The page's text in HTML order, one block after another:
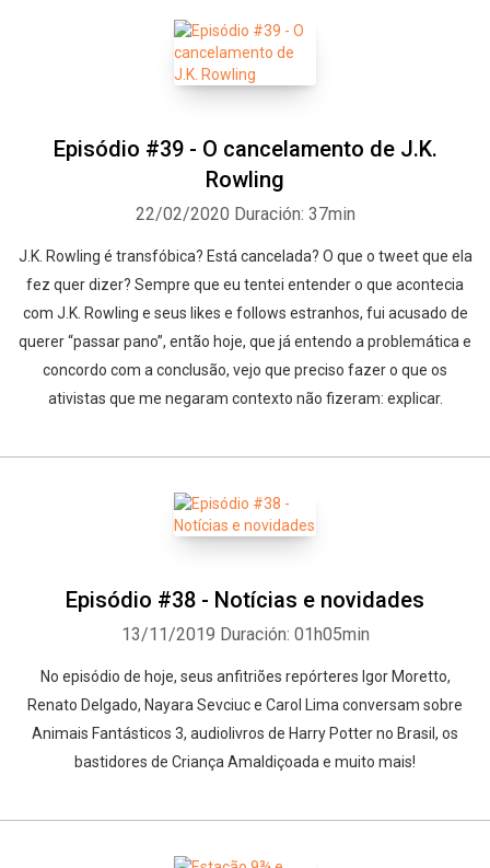
Episódio #39 - O cancelamento de J.K.
Rowling
22/02/2020 Duración: 37min
J.K. Rowling é transfóbica? Está cancelada? O que o tweet que ela
fez quer dizer? Sempre que eu tentei entender o que acontecia
com J.K. Rowling e seus likes e follows estranhos, fui acusado de
querer “passar pano”, então hoje, que já entendo a problemática e
concordo com a conclusão, vejo que preciso fazer o que os
ativistas que me negaram contexto não fizeram: explicar.
Episódio #38 - Notícias e novidades
13/11/2019 Duración: 01h05min
No episódio de hoje, seus anfitriões repórteres Igor Moretto,
Renato Delgado, Nayara Sevciuc e Carol Lima conversam sobre
Animais Fantásticos 3, audiolivros de Harry Potter no Brasil, os
bastidores de Criança Amaldiçoada e muito mais!